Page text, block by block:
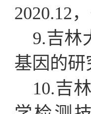
2020.12
9.吉林
基因的研
10.吉